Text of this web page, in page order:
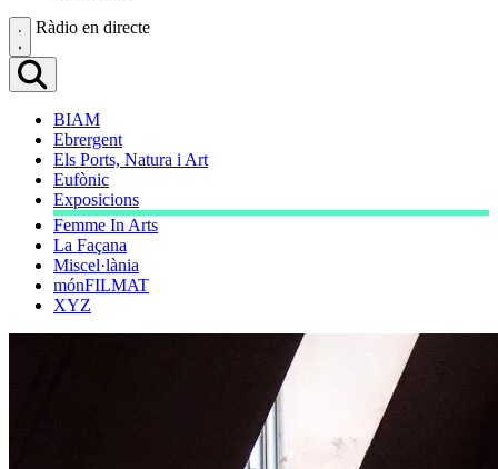
Ràdio en directe
BIAM
Ebrergent
Els Ports, Natura i Art
Eufònic
Exposicions
Femme In Arts
La Façana
Miscel·lània
mónFILMAT
XYZ